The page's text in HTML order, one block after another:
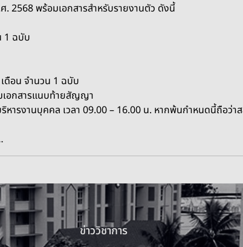
2568 พร้อมเอกสารสำหรับรายงานตัว ดังนี้
1 ฉบับ
ดือน จำนวน 1 ฉบับ
อกสารแนบท้ายสัญญา
ารงานบุคคล เวลา 09.00 – 16.00 น. หากพ้นกำหนดนี้ถือว่า
ข่าววิชาการ